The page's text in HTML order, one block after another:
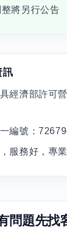
將另行公告
訊
經濟部許可
編號：
服務好，專
問題先找